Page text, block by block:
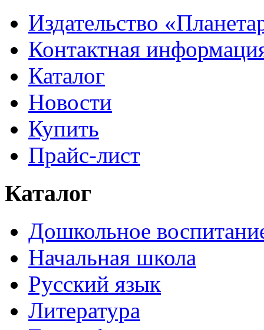
Издательство
Контактная
Каталог
Новости
Купить
Прайс-лист
Каталог
Дошкольное
Начальная школа
Русский язык
Литература